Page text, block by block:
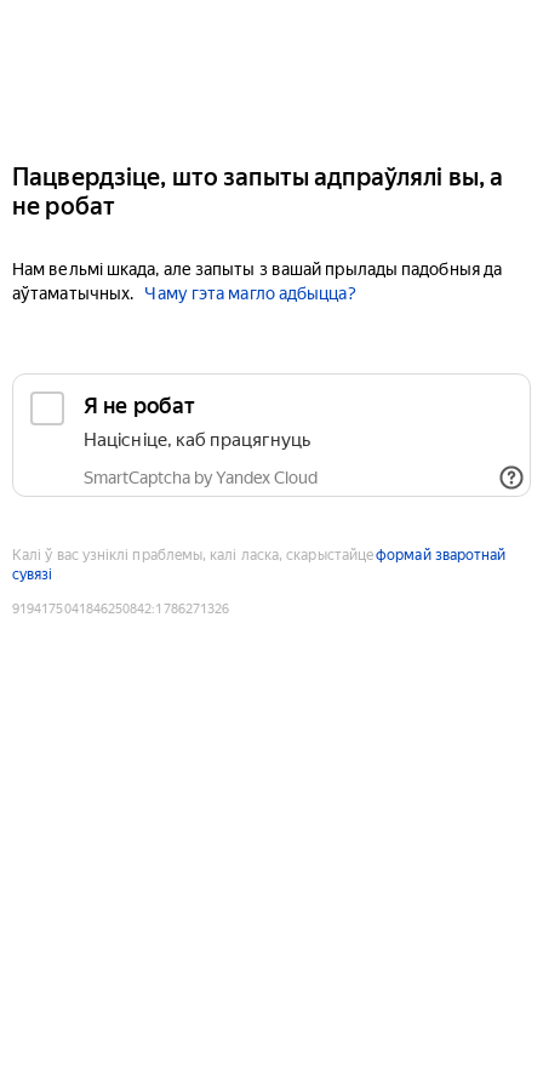
Пацвердзіце, што запыты адпраўлялі вы, а
не робат
Нам вельмі шкада, але запыты з вашай прылады падобныя да
аўтаматычных.
Чаму гэта магло адбыцца?
Я не робат
Націсніце, каб працягнуць
SmartCaptcha by Yandex Cloud
Калі ў вас узніклі праблемы, калі ласка, скарыстайцеформай зваротнай
сувязі
9194175041846250842:1786271326